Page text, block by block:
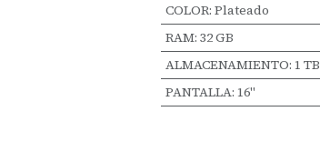
COLOR: Plateado
RAM: 32 GB
ALMACENAMIENTO: 1 TB
PANTALLA: 16"